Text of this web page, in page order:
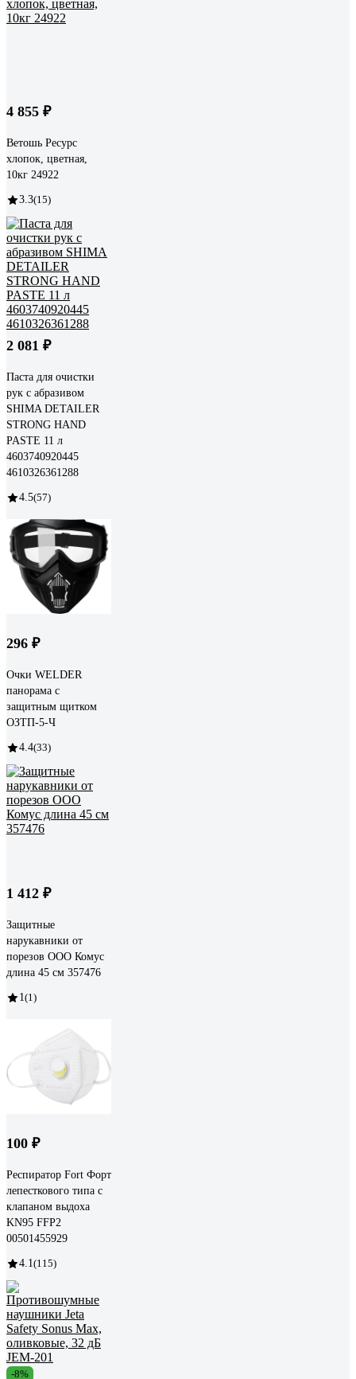
4 855 ₽
Ветошь Ресурс
хлопок, цветная,
10кг 24922
3.3(15)
2 081 ₽
Паста для очистки
рук с абразивом
SHIMA DETAILER
STRONG HAND
PASTE 11 л
4603740920445
4610326361288
4.5(57)
296 ₽
Очки WELDER
панорама с
защитным щитком
ОЗТП-5-Ч
4.4(33)
1 412 ₽
Защитные
нарукавники от
порезов ООО Комус
длина 45 см 357476
1 (1)
100 ₽
Респиратор Fort Форт
лепесткового типа с
клапаном выдоха
KN95 FFP2
00501455929
4.1 (115)
-8%